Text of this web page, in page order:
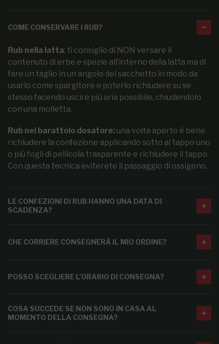
COME CONSERVARE I RUB?
Rub nella latta: ti consiglio di NON versare il
contenuto di erbe e spezie all’interno della latta ma di
fare un taglio in un angolo del sacchetto in modo da
usarlo come spargitore e poterlo richiudere su se
stesso facendo uscire più aria possibile, chiudendolo
con una molletta.
Rub nel barattolo dosatore: una volta aperto è bene
richiudere la confezione applicando sotto al tappo uno
o più fogli di pellicola trasparente e richiudere il tappo.
Con questa tecnica eviterete il passaggio di ossigeno.
LE CONFEZIONI DI RUB HANNO UNA DATA DI
SCADENZA?
CHE CORRIERE CONSEGNERÀ IL MIO ORDINE?
POSSO SCEGLIERE L’ORARIO DI CONSEGNA?
COSA SUCCEDE SE NON SONO IN CASA AL
MOMENTO DELLA CONSEGNA?